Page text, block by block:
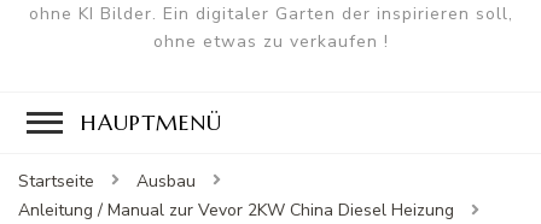
ohne KI Bilder. Ein digitaler Garten der inspirieren soll,
ohne etwas zu verkaufen !
HAUPTMENÜ
Startseite
Ausbau
Anleitung / Manual zur Vevor 2KW China Diesel Heizung